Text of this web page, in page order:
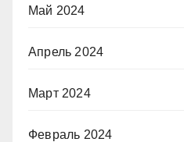
Май 2024
Апрель 2024
Март 2024
Февраль 2024